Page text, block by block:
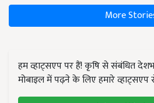
More
हम व्हाट्सएप पर हैं! कृषि से संबंधित
मोबाइल में पढ़ने के लिए हमारे व्हाट्सएप